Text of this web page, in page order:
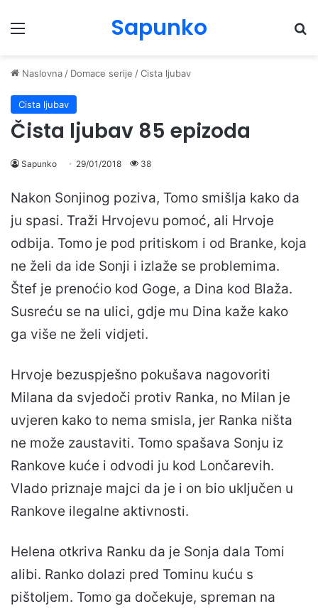
Menu Sapunko
Naslovna / Domace serije /Cista ljubav
Cista ljubav
Čista ljubav 85 epizoda
Sapunko 29/01/2018 38
Nakon Sonjinog poziva, Tomo smišlja kako da
ju spasi. Traži Hrvojevu pomoć, ali Hrvoje
odbija. Tomo je pod pritiskom i od Branke, koja
ne želi da ide Sonji i izlaže se problemima.
Štef je prenoćio kod Goge, a Dina kod Blaža.
Susreću se na ulici, gdje mu Dina kaže kako
ga više ne želi vidjeti.
Hrvoje bezuspješno pokušava nagovoriti
Milana da svjedoči protiv Ranka, no Milan je
uvjeren kako to nema smisla, jer Ranka ništa
ne može zaustaviti. Tomo spašava Sonju iz
Rankove kuće i odvodi ju kod Lončarevih.
Vlado priznaje majci da je i on bio uključen u
Rankove ilegalne aktivnosti.
Helena otkriva Ranku da je Sonja dala Tomi
alibi. Ranko dolazi pred Tominu kuću s
pištoljem. Tomo ga dočekuje, spreman na